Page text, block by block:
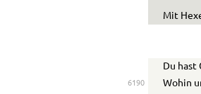
Mit
Du hast
6190 Wohin